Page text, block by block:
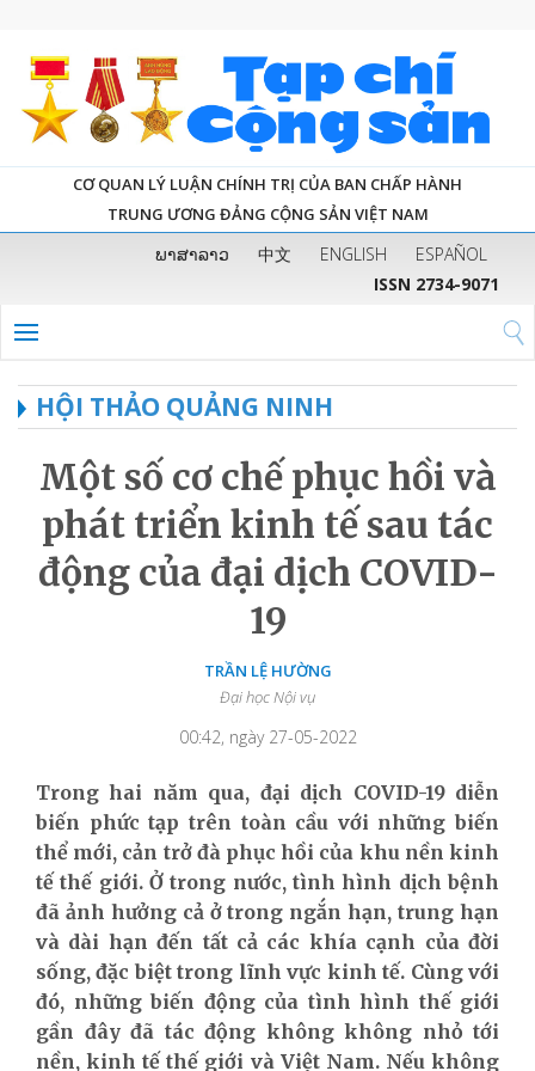
CƠ QUAN LÝ LUẬN CHÍNH TRỊ CỦA BAN CHẤP HÀNH
TRUNG ƯƠNG ĐẢNG CỘNG SẢN VIỆT NAM
ພາສາລາວ 中文 ENGLISH
ESPAÑOL
ISSN 2734-9071
HỘI THẢO QUẢNG NINH
Một số cơ chế phục hồi và
phát triển kinh tế sau tác
động của đại dịch COVID-
19
TRẦN LỆ HƯỜNG
Đại học Nội vụ
00:42, ngày 27-05-2022
Trong hai năm qua, đại dịch COVID-19 diễn
biến phức tạp trên toàn cầu với những biến
thể mới, cản trở đà phục hồi của khu nền kinh
tế thế giới. Ở trong nước, tình hình dịch bệnh
đã ảnh hưởng cả ở trong ngắn hạn, trung hạn
và dài hạn đến tất cả các khía cạnh của đời
sống, đặc biệt trong lĩnh vực kinh tế. Cùng với
đó, những biến động của tình hình thế giới
gần đây đã tác động không không nhỏ tới
nền, kinh tế thế giới và Việt Nam. Nếu không